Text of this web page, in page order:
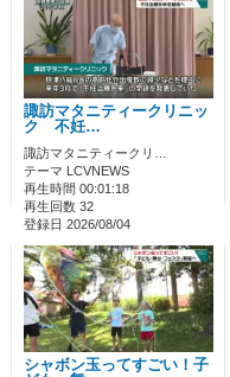
諏訪マタニティークリニッ
ク 不妊…
諏訪マタニティークリ…
テーマ LCVNEWS
再生時間 00:01:18
再生回数 32
登録日 2026/08/04
シャボン玉ってすごい！子